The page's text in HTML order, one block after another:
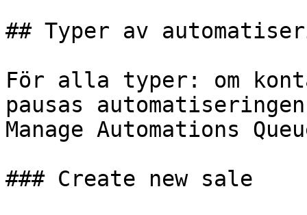
## Typer av
För alla typer: om
pausas
Manage Automations
### Create new sale